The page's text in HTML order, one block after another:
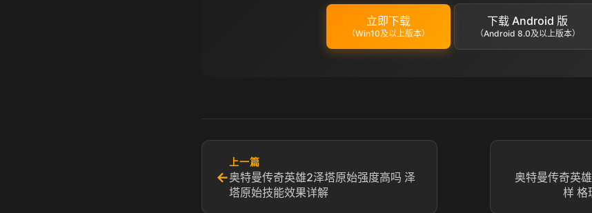
立即下载
（Win10及以上版本）
下载 Android 版
（Android 8.0及以上版本）
←
上一篇
奥特曼传奇英雄2泽塔原始强度高吗 泽
塔原始技能效果详解
奥特曼传奇英
样 格